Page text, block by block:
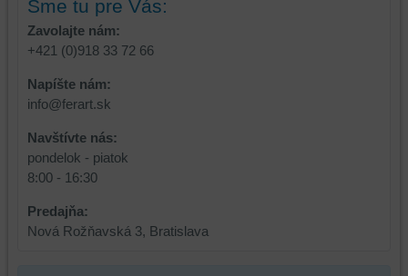
Sme tu pre Vás:
Zavolajte nám:
+421 (0)918 33 72 66
Napíšte nám:
info@ferart.sk
Navštívte nás:
pondelok - piatok
8:00 - 16:30
Predajňa:
Nová Rožňavská 3, Bratislava
a
dosiahnutie
základnej
funkčnosti
zážitku
z
prehliadania
zabezpečenia.
doplnkové
funkcie,
ktoré
zlepšujú
váš
z
prehliadania,
ukladať
z
vašich